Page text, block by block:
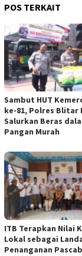
POS TERKAIT
Sambut HUT
ke-81, Polres Blitar
Salurkan Beras
Pangan Murah
ITB Terapkan Nilai
Lokal sebagai
Penanganan